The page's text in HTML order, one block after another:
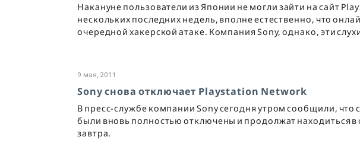
Накануне пользователи из Японии не могли зайти на сайт
нескольких последних недель, вполне естественно, что
очередной хакерской атаке. Компания Sony, однако, эти
9 мая, 2011
Sony снова отключает Playstation Network
В пресс-службе компании Sony сегодня утром сообщили,
были вновь полностью отключены и продолжат находиться
завтра.